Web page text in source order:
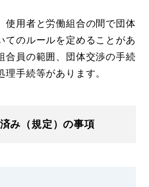
使用者と労働組合の間で団体
てのルールを定めることがあ
合員の範囲、団体交渉の手続
手続等があります。
み（規定）の事項